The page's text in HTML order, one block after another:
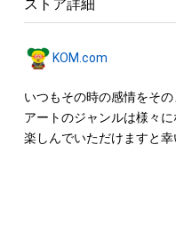
アイテムに関する注意事項
ロゴ等を含みますがこれ
権(著作権、特許権、実用新
産権(それらの権利を取得
出願する権利を含みます。
作権を有する方、著作隣接
ストア詳細
KOM.com
いつもその時の感情をそ
アートのジャンルは様々
楽しんでいただけますと幸